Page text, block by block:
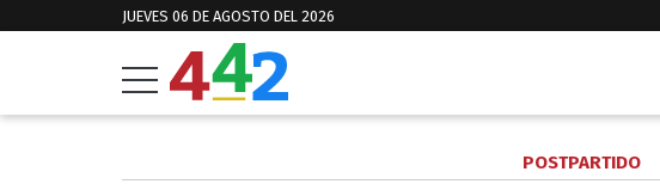
JUEVES 06 DE AGOSTO DEL 2026
POSTPARTIDO